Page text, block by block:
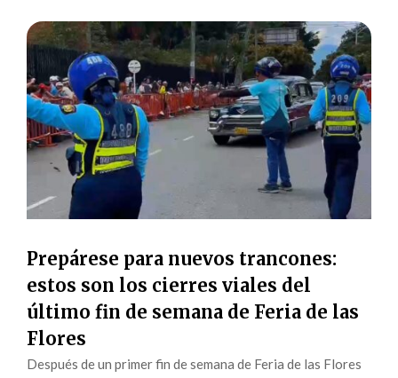
Prepárese para nuevos trancones:
estos son los cierres viales del
último fin de semana de Feria de las
Flores
Después de un primer fin de semana de Feria de las Flores